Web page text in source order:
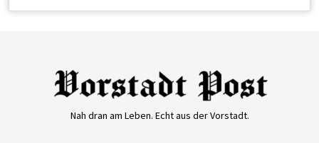
Nah dran am Leben. Echt aus der Vorstadt.